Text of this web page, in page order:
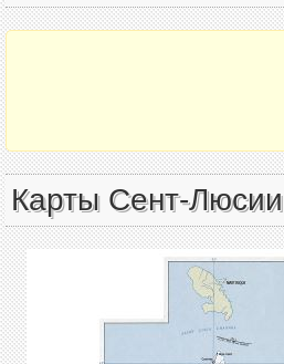
Карты Сент-Люсии